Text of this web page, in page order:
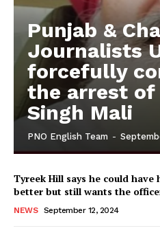
Punjab &
Journalists
forcefully
the arrest
Singh Mali
PNO English Team -
Tyreek Hill says he could
better but still wants the
NEWS September 12, 2024